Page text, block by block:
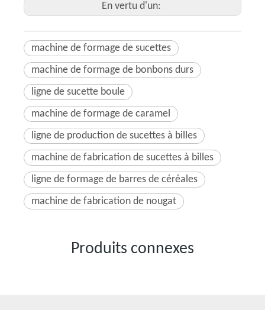
En vertu d'un:
machine de formage de sucettes
machine de formage de bonbons durs
ligne de sucette boule
machine de formage de caramel
ligne de production de sucettes à billes
machine de fabrication de sucettes à billes
ligne de formage de barres de céréales
machine de fabrication de nougat
Produits connexes